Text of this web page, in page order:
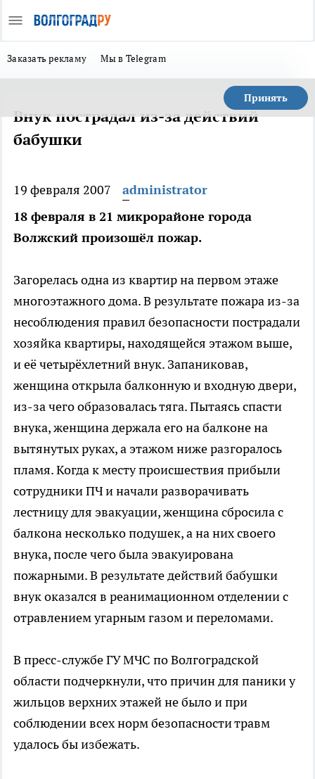
Заказать рекламу Мы в Telegram
Принять
Внук пострадал из-за действий
бабушки
19 февраля 2007
administrator
18 февраля в 21 микрорайоне города
Волжский произошёл пожар.
Загорелась одна из квартир на первом этаже
многоэтажного дома. В результате пожара из-за
несоблюдения правил безопасности пострадали
хозяйка квартиры, находящейся этажом выше,
и её четырёхлетний внук. Запаниковав,
женщина открыла балконную и входную двери,
из-за чего образовалась тяга. Пытаясь спасти
внука, женщина держала его на балконе на
вытянутых руках, а этажом ниже разгоралось
пламя. Когда к месту происшествия прибыли
сотрудники ПЧ и начали разворачивать
лестницу для эвакуации, женщина сбросила с
балкона несколько подушек, а на них своего
внука, после чего была эвакуирована
пожарными. В результате действий бабушки
внук оказался в реанимационном отделении с
отравлением угарным газом и переломами.
В пресс-службе ГУ МЧС по Волгоградской
области подчеркнули, что причин для паники у
жильцов верхних этажей не было и при
соблюдении всех норм безопасности травм
удалось бы избежать.